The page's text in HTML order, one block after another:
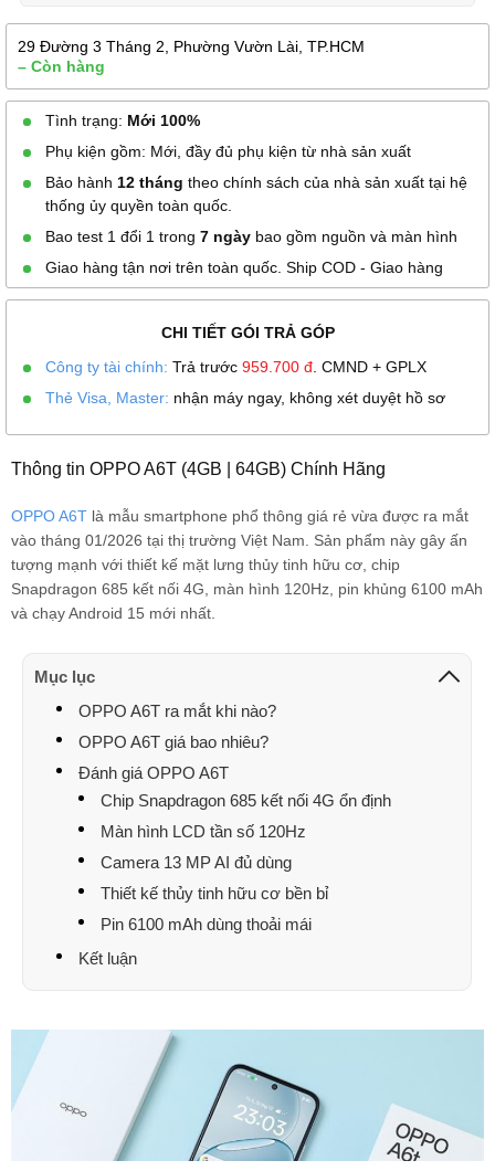
29 Đường 3 Tháng 2, Phường Vườn Lài, TP.HCM
– Còn hàng
Tình trạng: Mới 100%
Phụ kiện gồm: Mới, đầy đủ phụ kiện từ nhà sản xuất
Bảo hành 12 tháng theo chính sách của nhà sản xuất tại hệ
thống ủy quyền toàn quốc.
Bao test 1 đổi 1 trong 7 ngày bao gồm nguồn và màn hình
Giao hàng tận nơi trên toàn quốc. Ship COD - Giao hàng
CHI TIẾT GÓI TRẢ GÓP
Công ty tài chính: Trả trước 959.700 đ . CMND + GPLX
Thẻ Visa, Master: nhận máy ngay, không xét duyệt hồ sơ
Thông tin OPPO A6T (4GB | 64GB) Chính Hãng
OPPO A6T là mẫu smartphone phổ thông giá rẻ vừa được ra mắt
vào tháng 01/2026 tại thị trường Việt Nam. Sản phẩm này gây ấn
tượng mạnh với thiết kế mặt lưng thủy tinh hữu cơ, chip
Snapdragon 685 kết nối 4G, màn hình 120Hz, pin khủng 6100 mAh
và chạy Android 15 mới nhất.
Mục lục
OPPO A6T ra mắt khi nào?
OPPO A6T giá bao nhiêu?
Đánh giá OPPO A6T
Chip Snapdragon 685 kết nối 4G ổn định
Màn hình LCD tần số 120Hz
Camera 13 MP AI đủ dùng
Thiết kế thủy tinh hữu cơ bền bỉ
Pin 6100 mAh dùng thoải mái
Kết luận